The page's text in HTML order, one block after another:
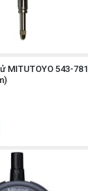
MITUTOYO 543-781